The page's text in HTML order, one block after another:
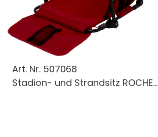
Art. Nr. 507068
Stadion- und Strandsitz ROCHE...